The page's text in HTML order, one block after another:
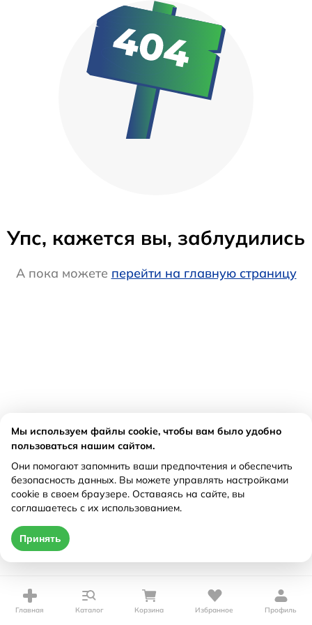
Упс, кажется вы, заблудились
А пока можете перейти на главную страницу
Главная Каталог Корзина Избранное Профиль
Мы используем файлы cookie, чтобы вам было удобно
пользоваться нашим сайтом.
Они помогают запомнить ваши предпочтения и обеспечить
безопасность данных. Вы можете управлять настройками
cookie в своем браузере. Оставаясь на сайте, вы
соглашаетесь с их использованием.
Принять